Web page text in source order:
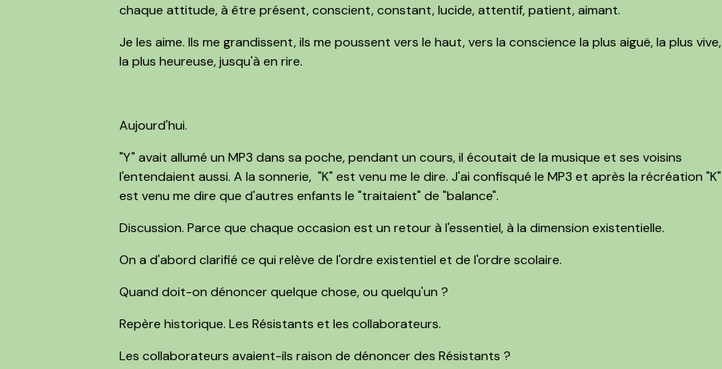
chaque attitude, à être présent, conscient, constant, lucide, attentif, patient, aimant.
Je les aime. Ils me grandissent, ils me poussent vers le haut, vers la conscience la plus aiguë, la plus vive,
la plus heureuse, jusqu'à en rire.
Aujourd'hui.
"Y" avait allumé un MP3 dans sa poche, pendant un cours, il écoutait de la musique et ses voisins
l'entendaient aussi. A la sonnerie, "K" est venu me le dire. J'ai confisqué le MP3 et après la récréation "K"
est venu me dire que d'autres enfants le "traitaient" de "balance".
Discussion. Parce que chaque occasion est un retour à l'essentiel, à la dimension existentielle.
On a d'abord clarifié ce qui relève de l'ordre existentiel et de l'ordre scolaire.
Quand doit-on dénoncer quelque chose, ou quelqu'un ?
Repère historique. Les Résistants et les collaborateurs.
Les collaborateurs avaient-ils raison de dénoncer des Résistants ?